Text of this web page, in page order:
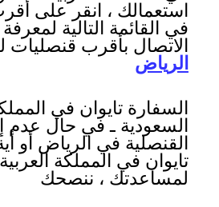
استعمالك ، انقر على
في القائمة التالية
الاتصال بأقرب
الرياض
السفارة تايوان في
السعودية ـ في حال عدم
القنصلية في الرياض أو
تايوان في المملكة
لمساعدتك ، ننصحك